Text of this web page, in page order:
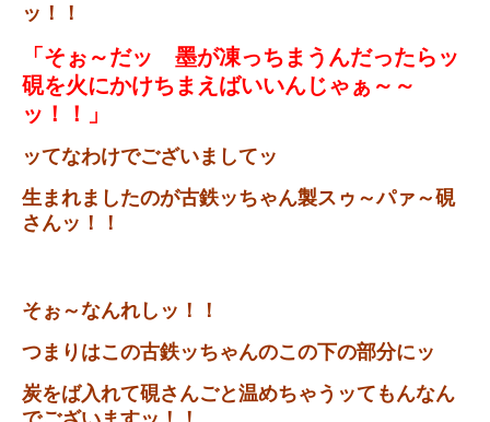
ッ！！
「そぉ～だッ 墨が凍っちまうんだったらッ
硯を火にかけちまえばいいんじゃぁ～～
ッ！！」
ッてなわけでございましてッ
生まれましたのが古鉄ッちゃん製スゥ～パァ～硯
さんッ！！
そぉ～なんれしッ！！
つまりはこの古鉄ッちゃんのこの下の部分にッ
炭をば入れて硯さんごと温めちゃうッてもんなん